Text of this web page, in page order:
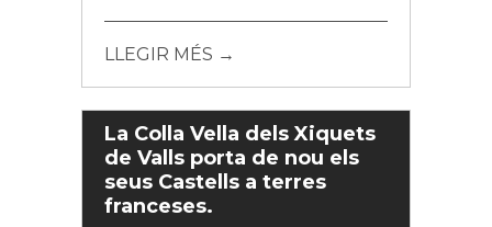
LLEGIR MÉS →
La Colla Vella dels Xiquets
de Valls porta de nou els
seus Castells a terres
franceses.